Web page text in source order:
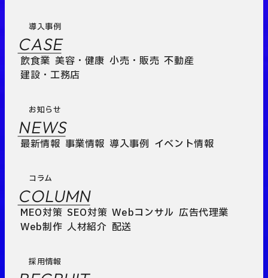
導入事例
CASE
飲食業 美容・健康 小売・販売 不動産
建設・工務店
お知らせ
NEWS
最新情報 事業情報 導入事例 イベント情報
コラム
COLUMN
MEO対策 SEO対策 Webコンサル 広告代理業
Web制作 人材紹介 配送
採用情報